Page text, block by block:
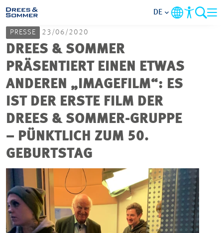
MARKETS
SERVICES
UNTERNEHMEN
IM FOKUS
PROJEKTE
KONTAKT
DE
PRESSE 23/06/2020
DREES & SOMMER
PRÄSENTIERT EINEN ETWAS
ANDEREN „IMAGEFILM“: ES
IST DER ERSTE FILM DER
DREES & SOMMER-GRUPPE
– PÜNKTLICH ZUM 50.
GEBURTSTAG